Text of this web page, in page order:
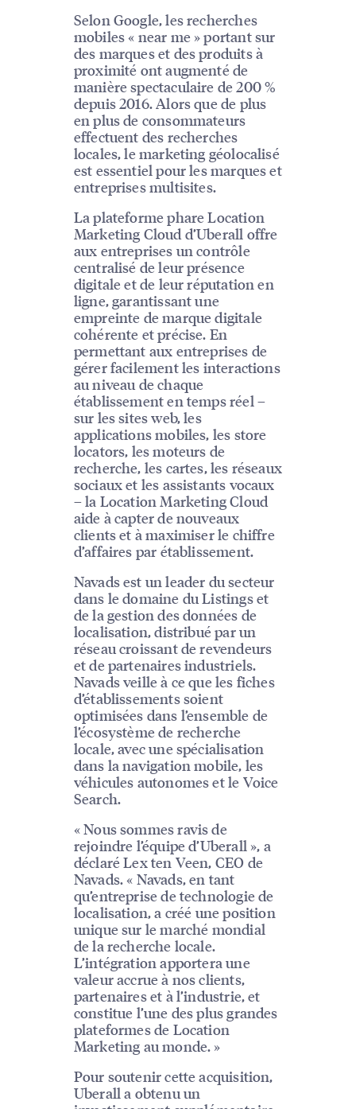
Selon Google, les recherches
mobiles « near me » portant sur
des marques et des produits à
proximité ont augmenté de
manière spectaculaire de 200 %
depuis 2016. Alors que de plus
en plus de consommateurs
effectuent des recherches
locales, le marketing géolocalisé
est essentiel pour les marques et
entreprises multisites.
La plateforme phare Location
Marketing Cloud d’Uberall offre
aux entreprises un contrôle
centralisé de leur présence
digitale et de leur réputation en
ligne, garantissant une
empreinte de marque digitale
cohérente et précise. En
permettant aux entreprises de
gérer facilement les interactions
au niveau de chaque
établissement en temps réel –
sur les sites web, les
applications mobiles, les store
locators, les moteurs de
recherche, les cartes, les réseaux
sociaux et les assistants vocaux
– la Location Marketing Cloud
aide à capter de nouveaux
clients et à maximiser le chiffre
d’affaires par établissement.
Navads est un leader du secteur
dans le domaine du Listings et
de la gestion des données de
localisation, distribué par un
réseau croissant de revendeurs
et de partenaires industriels.
Navads veille à ce que les fiches
d’établissements soient
optimisées dans l’ensemble de
l’écosystème de recherche
locale, avec une spécialisation
dans la navigation mobile, les
véhicules autonomes et le Voice
Search.
« Nous sommes ravis de
rejoindre l’équipe d’Uberall », a
déclaré Lex ten Veen, CEO de
Navads. « Navads, en tant
qu’entreprise de technologie de
localisation, a créé une position
unique sur le marché mondial
de la recherche locale.
L’intégration apportera une
valeur accrue à nos clients,
partenaires et à l’industrie, et
constitue l’une des plus grandes
plateformes de Location
Marketing au monde. »
Pour soutenir cette acquisition,
Uberall a obtenu un